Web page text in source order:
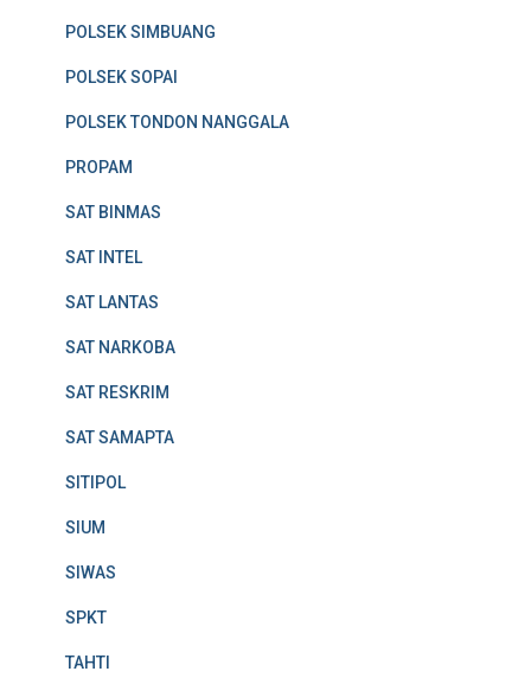
POLSEK SIMBUANG
POLSEK SOPAI
POLSEK TONDON NANGGALA
PROPAM
SAT BINMAS
SAT INTEL
SAT LANTAS
SAT NARKOBA
SAT RESKRIM
SAT SAMAPTA
SITIPOL
SIUM
SIWAS
SPKT
TAHTI